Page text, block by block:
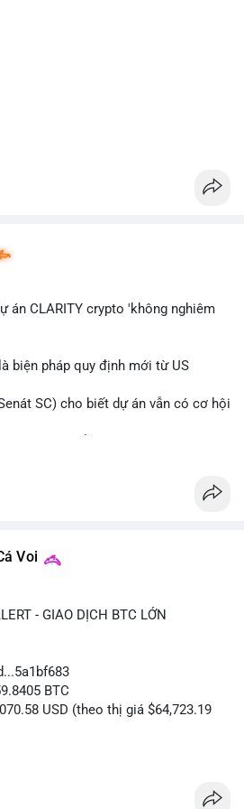
án CLARITY crypto 'không nghiêm
biện pháp quy định mới từ US
SC) cho biết dự án vẫn có cơ hội
Voi
- GIAO DỊCH BTC LỚN
BTC
USD (theo thị giá $64,723.19
mempool. Với quy mô này, khả năng